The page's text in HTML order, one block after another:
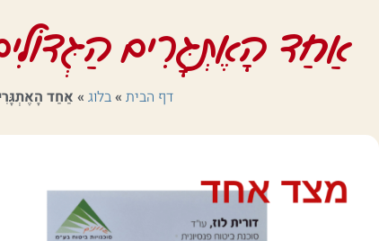
אַחַד הָאֶתְגָּרִים
דף הבית »בלוג » אַחַד